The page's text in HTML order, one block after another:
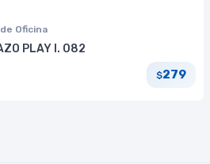
Oficina
PLAY I. 082
$279